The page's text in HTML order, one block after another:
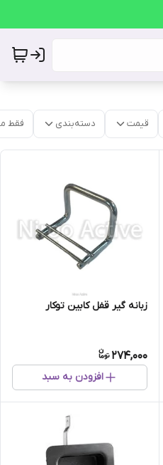
قیمت دسته‌بندی فقط
زبانه گیر قفل کابین توکار
274,000
افزودن به سبد